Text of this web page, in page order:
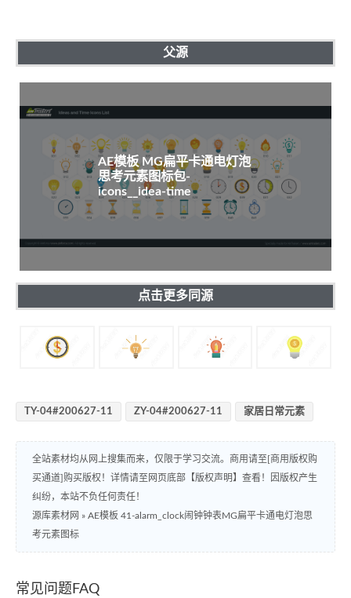
父源
AE模板 MG扁平卡通电灯泡
思考元素图标包-
icons__idea-time
点击更多同源
TY-04#200627-11 ZY-04#200627-11 家居日常元素
全站素材均从网上搜集而来，仅限于学习交流。商用请至[商用版权购
买通道]购买版权！详情请至网页底部【版权声明】查看！因版权产生
纠纷，本站不负任何责任！
源库素材网 » AE模板 41-alarm_clock闹钟钟表MG扁平卡通电灯泡思
考元素图标
常见问题FAQ